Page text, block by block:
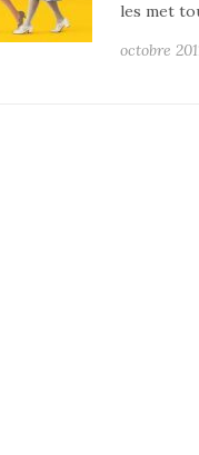
les met
octobre